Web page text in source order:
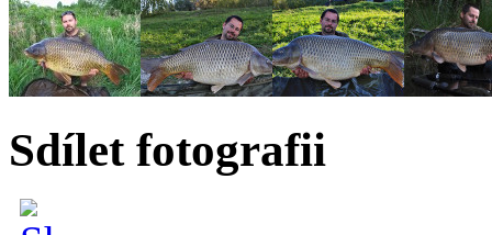
Sdílet fotografii